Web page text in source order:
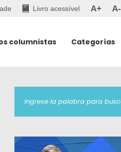
Livro acessível A+ A-
columnistas Categorías